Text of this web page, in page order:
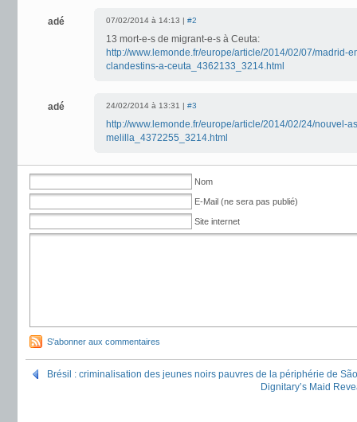
adé 07/02/2014 à 14:13 | #2
13 mort-e-s de migrant-e-s à Ceuta:
http://www.lemonde.fr/europe/article/2014/02/07/madrid-
clandestins-a-ceuta_4362133_3214.html
adé 24/02/2014 à 13:31 | #3
http://www.lemonde.fr/europe/article/2014/02/24/nouvel-
melilla_4372255_3214.html
Nom
E-Mail (ne sera pas publié)
Site internet
S'abonner aux commentaires
Brésil : criminalisation des jeunes noirs pauvres de la périphérie de
Dignitary’s Maid